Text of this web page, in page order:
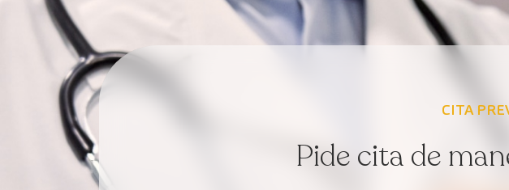
CITA
Pide cita de